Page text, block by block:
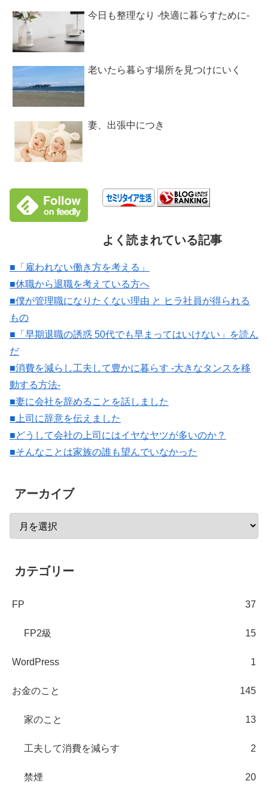
今日も整理なり -快適に暮らすために-
老いたら暮らす場所を見つけにいく
妻、出張中につき
よく読まれている記事
■「雇われない働き方を考える」
■休職から退職を考えている方へ
■僕が管理職になりたくない理由 と ヒラ社員が得られる
もの
■「早期退職の誘惑 50代でも早まってはいけない」を読ん
だ
■消費を減らし工夫して豊かに暮らす -大きなタンスを移
動する方法-
■妻に会社を辞めることを話しました
■上司に辞意を伝えました
■どうして会社の上司にはイヤなヤツが多いのか？
■そんなことは家族の誰も望んでいなかった
アーカイブ
カテゴリー
FP 37
FP2級 15
WordPress 1
お金のこと 145
家のこと 13
工夫して消費を減らす 2
禁煙 20